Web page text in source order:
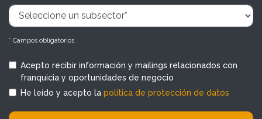
* Campos obligatorios
Acepto recibir información y mailings relacionados con
franquicia y oportunidades de negocio
He leído y acepto la política de protección de datos